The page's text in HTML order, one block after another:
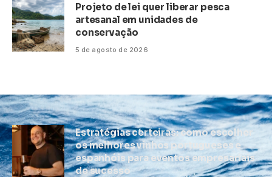
Projeto de lei quer liberar pesca
artesanal em unidades de
conservação
5 de agosto de 2026
Estratégias certeiras: como escolher
os melhores vinhos portugueses e
espanhóis para eventos empresariais
de sucesso